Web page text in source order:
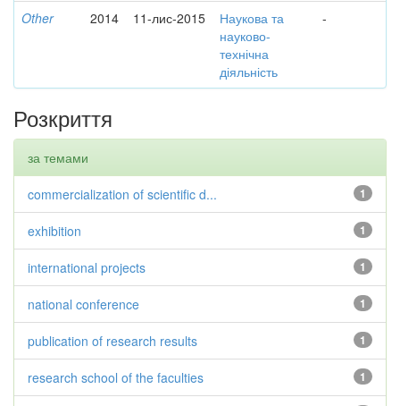
Other 2014 11-лис-2015
Наукова та
науково-
технічна
діяльність
-
Розкриття
за темами
1
commercialization of scientific d...
1
exhibition
1
international projects
1
national conference
1
publication of research results
1
research school of the faculties